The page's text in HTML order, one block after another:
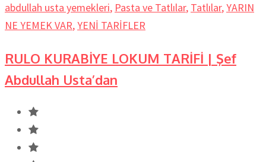
abdullah usta yemekleri, Pasta ve Tatlılar, Tatlılar,YARIN
NE YEMEK VAR,YENİ TARİFLER
RULO KURABİYE LOKUM TARİFİ | Şef
Abdullah Usta’dan